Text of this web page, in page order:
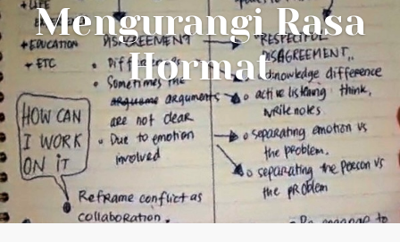
Mengurangi Rasa
Hormat